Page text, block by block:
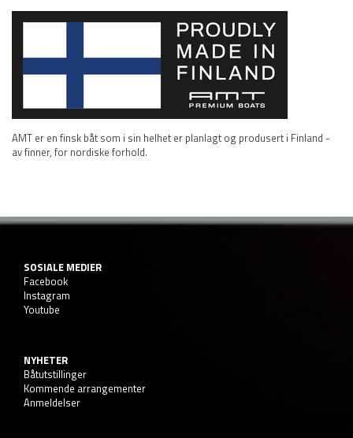
AMT er en finsk båt som i sin helhet er planlagt og produsert i Finland -
av finner, for nordiske forhold.
SOSIALE MEDIER
Facebook
Instagram
Youtube
NYHETER
Båtutstillinger
Kommende arrangementer
Anmeldelser